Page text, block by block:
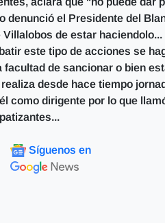
el Presidente del
de estar
este tipo de acciones se
de sancionar o bien
desde hace tiempo
como dirigente por lo que
Síguenos en